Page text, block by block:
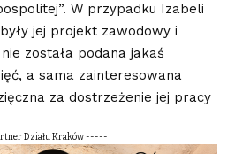
W przypadku Izabeli
jej projekt zawodowy i
została podana jakaś
a sama zainteresowana
za dostrzeżenie jej pracy
Działu Kraków -----